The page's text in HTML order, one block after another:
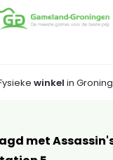
winkel in
met